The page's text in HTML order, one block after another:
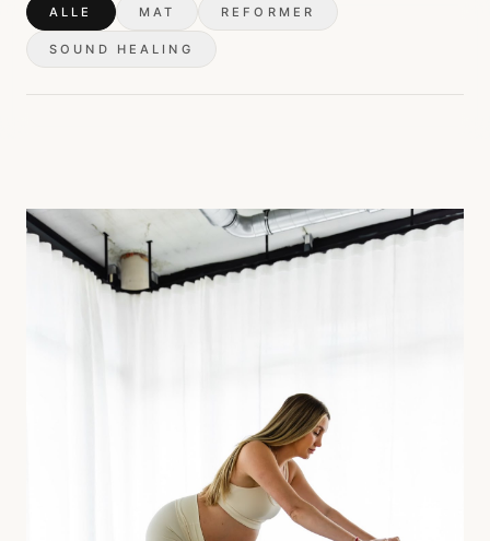
ALLE MAT REFORMER
SOUND HEALING